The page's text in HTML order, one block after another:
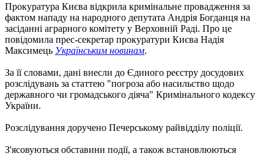
Прокуратура Києва відкрила кримінальне провадження за
фактом нападу на народного депутата Андрія Богданця на
засіданні аграрного комітету у Верховній Раді. Про це
повідомила прес-секретар прокуратури Києва Надія
Максимець Українським новинам.
За її словами, дані внесли до Єдиного реєстру досудових
розслідувань за статтею "погроза або насильство щодо
державного чи громадського діяча" Кримінального кодексу
України.
Розслідування доручено Печерському райвідділу поліції.
З'ясовуються обставини події, а також встановлюються